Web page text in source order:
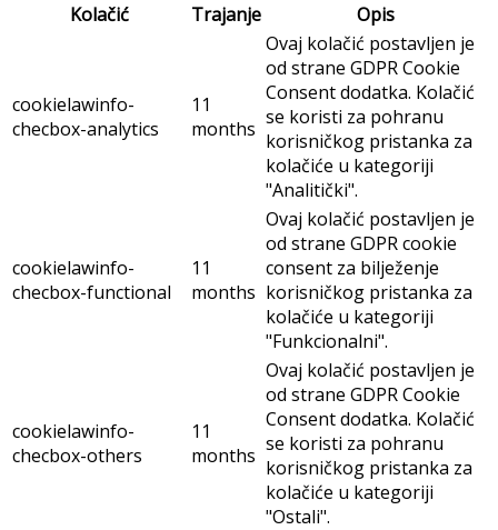
Kolačić
Trajanje Opis
cookielawinfo-
checbox-analytics
11
months
Ovaj kolačić postavljen je
od strane GDPR Cookie
Consent dodatka. Kolačić
se koristi za pohranu
korisničkog pristanka za
kolačiće u kategoriji
"Analitički".
cookielawinfo-
checbox-functional
11
months
Ovaj kolačić postavljen je
od strane GDPR cookie
consent za bilježenje
korisničkog pristanka za
kolačiće u kategoriji
"Funkcionalni".
cookielawinfo-
checbox-others
11
months
Ovaj kolačić postavljen je
od strane GDPR Cookie
Consent dodatka. Kolačić
se koristi za pohranu
korisničkog pristanka za
kolačiće u kategoriji
"Ostali".